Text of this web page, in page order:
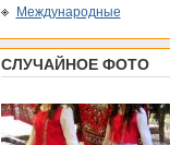
Международные
СЛУЧАЙНОЕ ФОТО